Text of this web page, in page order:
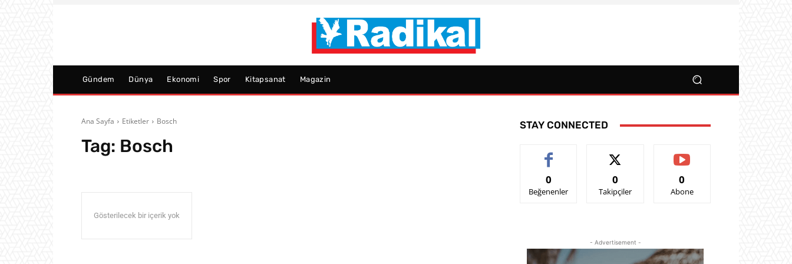
Gündem Dünya Ekonomi Spor Kitapsanat Magazin
Ana Sayfa Etiketler Bosch
Tag: Bosch
Gösterilecek bir içerik yok
STAY CONNECTED
0
Beğenenler
0
Takipçiler
0
Abone
- Advertisement -